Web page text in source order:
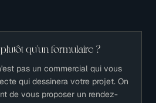
qu'un formulaire ?
pas un commercial qui vous
qui dessinera votre projet. On
de vous proposer un rendez-